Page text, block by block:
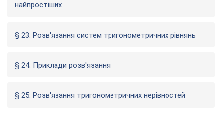
найпростіших
§ 23. Розв'язання систем тригонометричних рівнянь
§ 24. Приклади розв'язання
§ 25. Розв'язання тригонометричних нерівностей